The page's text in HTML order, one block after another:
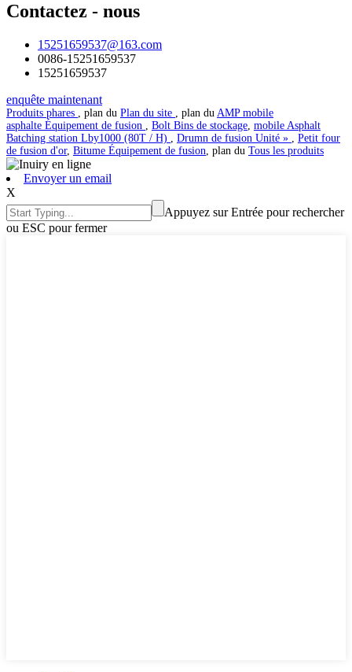
Contactez - nous
15251659537@163.com
0086-15251659537
15251659537
enquête maintenant
Produits phares , plan du Plan du site , plan du AMP mobile
asphalte Équipement de fusion , Bolt Bins de stockage, mobile Asphalt
Batching station Lby1000 (80T / H) , Drumn de fusion Unité » , Petit four
de fusion d'or, Bitume Équipement de fusion, plan du Tous les produits
Envoyer un email
X
Appuyez sur Entrée pour rechercher
ou ESC pour fermer